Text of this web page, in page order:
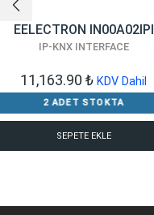
EELECTRON IN00A02IPI
IP-KNX INTERFACE
11,163.90 ₺ KDV Dahil
2 ADET STOKTA
SEPETE EKLE